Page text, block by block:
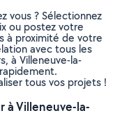
vous ? Sélectionnez
ou postez votre
à proximité de votre
avec tous les
à Villeneuve-la-
tous vos projets !
à Villeneuve-la-